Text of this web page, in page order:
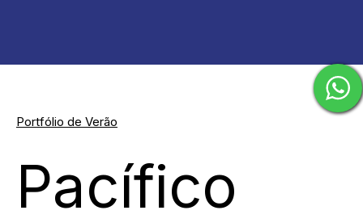
Portfólio de Verão
Pacífico